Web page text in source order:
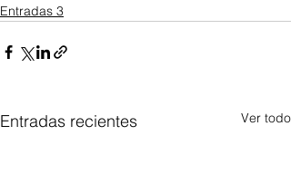
Entradas 3
Entradas recientes Ver todo